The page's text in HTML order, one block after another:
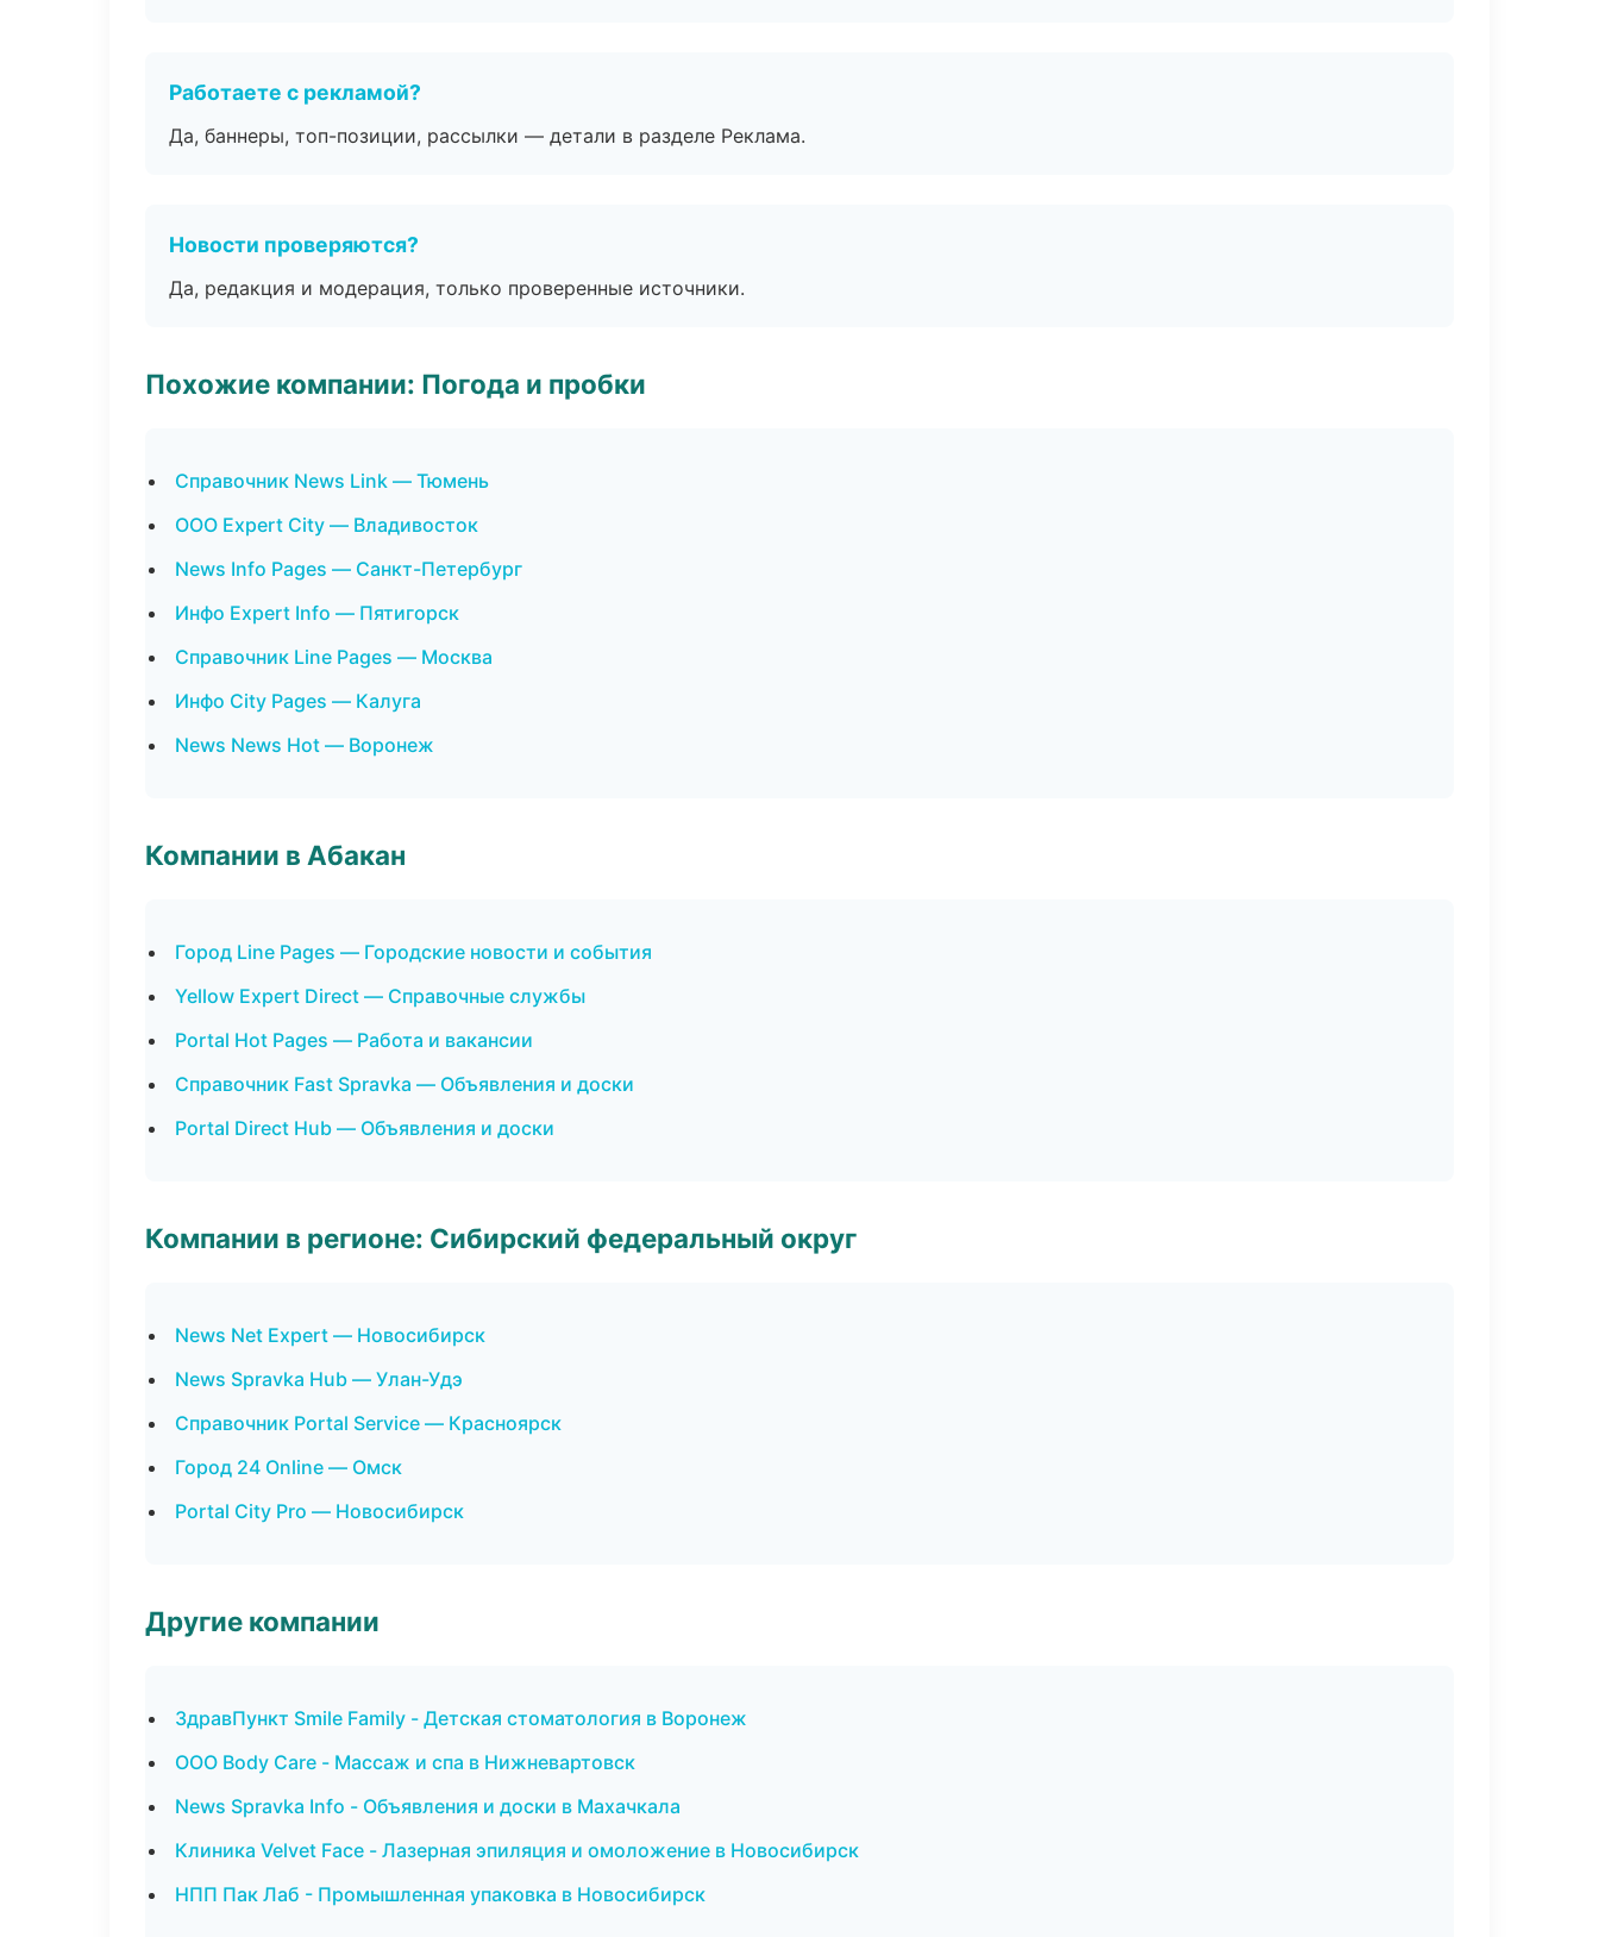
Работаете с рекламой?
Да, баннеры, топ-позиции, рассылки — детали в разделе Реклама.
Новости проверяются?
Да, редакция и модерация, только проверенные источники.
Похожие компании: Погода и пробки
Справочник News Link — Тюмень
ООО Expert City — Владивосток
News Info Pages — Санкт-Петербург
Инфо Expert Info — Пятигорск
Справочник Line Pages — Москва
Инфо City Pages — Калуга
News News Hot — Воронеж
Компании в Абакан
Город Line Pages — Городские новости и события
Yellow Expert Direct — Справочные службы
Portal Hot Pages — Работа и вакансии
Справочник Fast Spravka — Объявления и доски
Portal Direct Hub — Объявления и доски
Компании в регионе: Сибирский федеральный округ
News Net Expert — Новосибирск
News Spravka Hub — Улан-Удэ
Справочник Portal Service — Красноярск
Город 24 Online — Омск
Portal City Pro — Новосибирск
Другие компании
ЗдравПункт Smile Family - Детская стоматология в Воронеж
ООО Body Care - Массаж и спа в Нижневартовск
News Spravka Info - Объявления и доски в Махачкала
Клиника Velvet Face - Лазерная эпиляция и омоложение в Новосибирск
НПП Пак Лаб - Промышленная упаковка в Новосибирск